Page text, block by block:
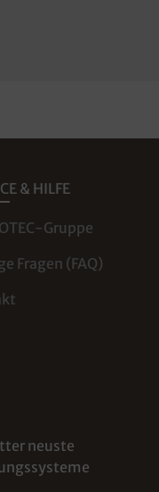
& HILFE
Gruppe
Fragen (FAQ)
neuste